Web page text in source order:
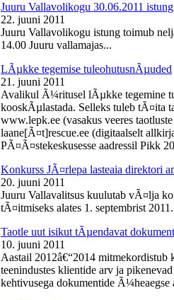
Juuru Vallavolikogu 30.06.2011 istung
22. juuni 2011
Juuru Vallavolikogu istung toimub
14.00 Juuru vallamajas...
LÃµkke tegemise tuleohutusnÃµuded
21. juuni 2011
Avalikul Ã¼ritusel lÃµkke tegemine
kooskÃµlastada. Selleks tuleb tÃ¤ita
www.lepk.ee (vasakus veeres
laane[Ã¤t]rescue.ee (digitaalselt
PÃ¤Ã¤stekeskusesse aadressil Pikk
Konkurss JÃ¤rlepa lasteaia direktori
20. juuni 2011
Juuru Vallavalitsus kuulutab vÃ¤lja
tÃ¤itmiseks alates 1. septembrist
Taotle uut isikut tÃµendavat
10. juuni 2011
Aastail 2012â€“2014
teenindustes klientide arv ja
kehtivusega dokumentide Ã¼heaegse